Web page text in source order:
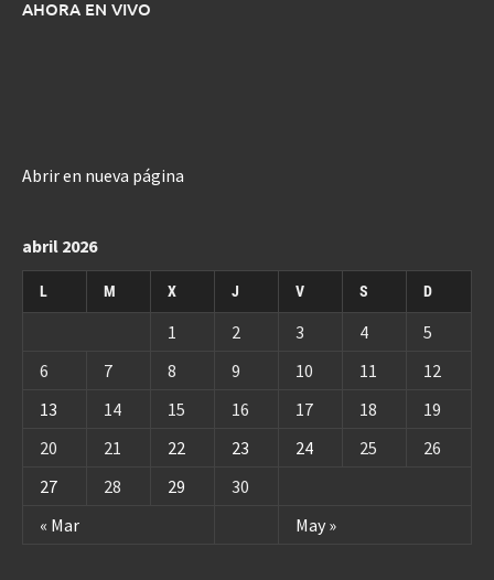
AHORA EN VIVO
Abrir en nueva página
abril 2026
L M X J V S D
« Mar May »
1 2 3 4
5
6
7 8 9 10 11
12
13
14 15 16 17 18
19
20
21 22 23 24 25
26
27
28 29 30